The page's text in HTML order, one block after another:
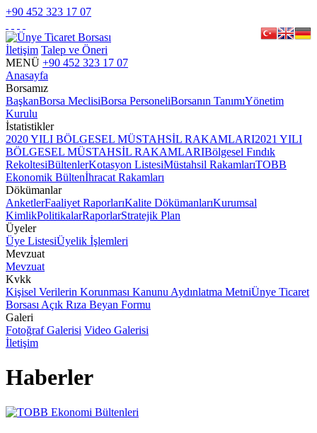
+90 452 323 17 07
İletişim Talep ve Öneri
MENÜ +90 452 323 17 07
Anasayfa
Borsamız
BaşkanBorsa MeclisiBorsa PersoneliBorsanın TanımıYönetim
Kurulu
İstatistikler
2020 YILI BÖLGESEL MÜSTAHSİL RAKAMLARI2021 YILI
BÖLGESEL MÜSTAHSİL RAKAMLARIBölgesel Fındık
RekoltesiBültenlerKotasyon ListesiMüstahsil RakamlarıTOBB
Ekonomik Bültenİhracat Rakamları
Dökümanlar
AnketlerFaaliyet RaporlarıKalite DökümanlarıKurumsal
KimlikPolitikalarRaporlarStratejik Plan
Üyeler
Üye ListesiÜyelik İşlemleri
Mevzuat
Mevzuat
Kvkk
Kişisel Verilerin Korunması Kanunu Aydınlatma MetniÜnye Ticaret
Borsası Açık Rıza Beyan Formu
Galeri
Fotoğraf Galerisi Video Galerisi
İletişim
Haberler